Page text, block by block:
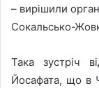
– вирішили
Сокальсько-
Така зустріч
Йосафата, що в